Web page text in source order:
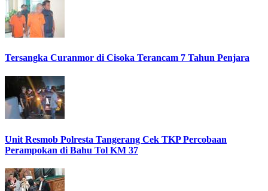
Tersangka Curanmor di Cisoka Terancam 7 Tahun Penjara
Unit Resmob Polresta Tangerang Cek TKP Percobaan
Perampokan di Bahu Tol KM 37